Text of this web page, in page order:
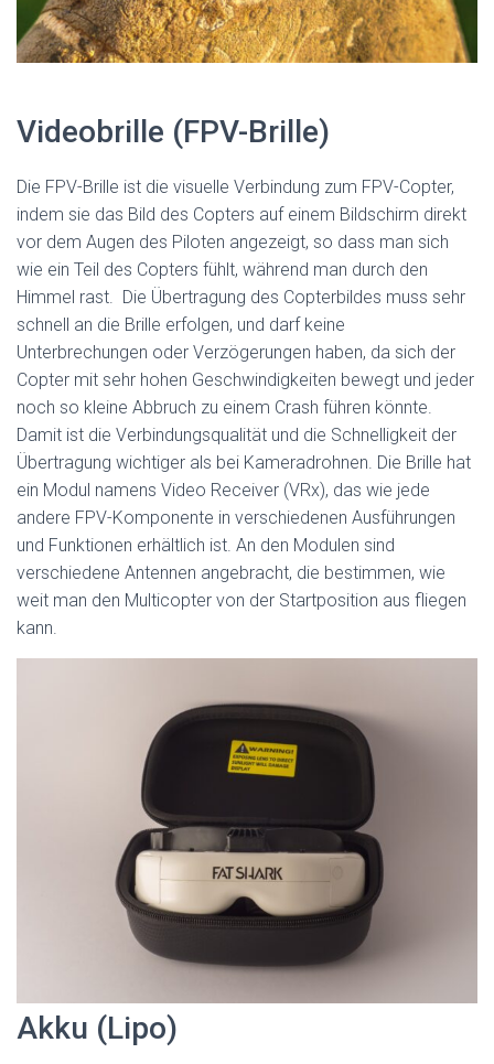
Videobrille (FPV-Brille)
Die FPV-Brille ist die visuelle Verbindung zum FPV-Copter,
indem sie das Bild des Copters auf einem Bildschirm direkt
vor dem Augen des Piloten angezeigt, so dass man sich
wie ein Teil des Copters fühlt, während man durch den
Himmel rast. Die Übertragung des Copterbildes muss sehr
schnell an die Brille erfolgen, und darf keine
Unterbrechungen oder Verzögerungen haben, da sich der
Copter mit sehr hohen Geschwindigkeiten bewegt und jeder
noch so kleine Abbruch zu einem Crash führen könnte.
Damit ist die Verbindungsqualität und die Schnelligkeit der
Übertragung wichtiger als bei Kameradrohnen. Die Brille hat
ein Modul namens Video Receiver (VRx), das wie jede
andere FPV-Komponente in verschiedenen Ausführungen
und Funktionen erhältlich ist. An den Modulen sind
verschiedene Antennen angebracht, die bestimmen, wie
weit man den Multicopter von der Startposition aus fliegen
kann.
Akku (Lipo)